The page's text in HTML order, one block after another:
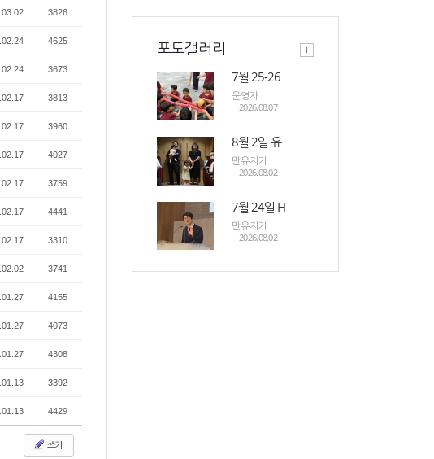
3826
4625
3673
3813
3960
4027
3759
4441
3310
3741
4155
4073
4308
3392
4429
쓰기
포토갤러리
7월 25-26
운영자
2026.08.07
8월 2일 유
만유지가
2026.08.02
7월 24일 H
만유지가
2026.08.02